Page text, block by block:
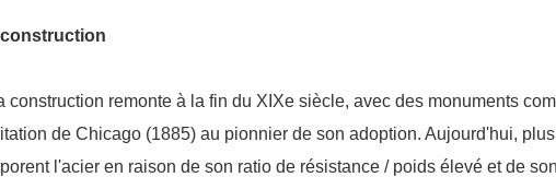
construction remonte à la fin du XIXe siècle, avec des monuments
de Chicago (1885) au pionnier de son adoption. Aujourd'hui,
l'acier en raison de son ratio de résistance / poids élevé et de